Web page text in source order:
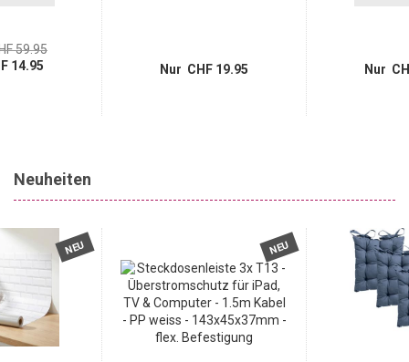
59.95
14.95
Nur CHF 19.95 Nur
Neuheiten
NEU NEU